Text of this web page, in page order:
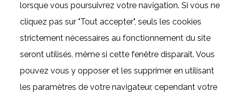
lorsque vous poursuivrez votre navigation. Si vous ne
cliquez pas sur "Tout accepter", seuls les cookies
strictement nécessaires au fonctionnement du site
seront utilisés, même si cette fenêtre disparaît. Vous
pouvez vous y opposer et les supprimer en utilisant
les paramètres de votre navigateur, cependant votre